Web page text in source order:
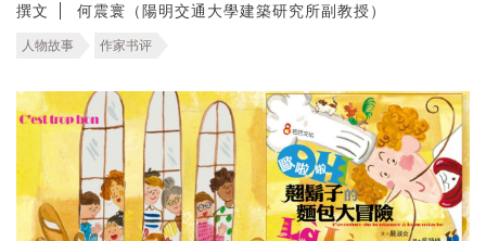
撰文 何震寰（陽明交通大學建築研究所副教授）
人物故事 作家书评